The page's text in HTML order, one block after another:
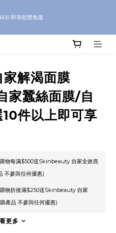
即享順豐免運
自家Eyes Mask一對 每滿$500送
解渴面膜
蠶絲面膜/自
件以上即可享
物每滿$500送Skinbeauty 自家全效燕
不參與任何優惠)
物折後滿$250送Skinbeauty 自家
產品 不參與任何優惠)
更多